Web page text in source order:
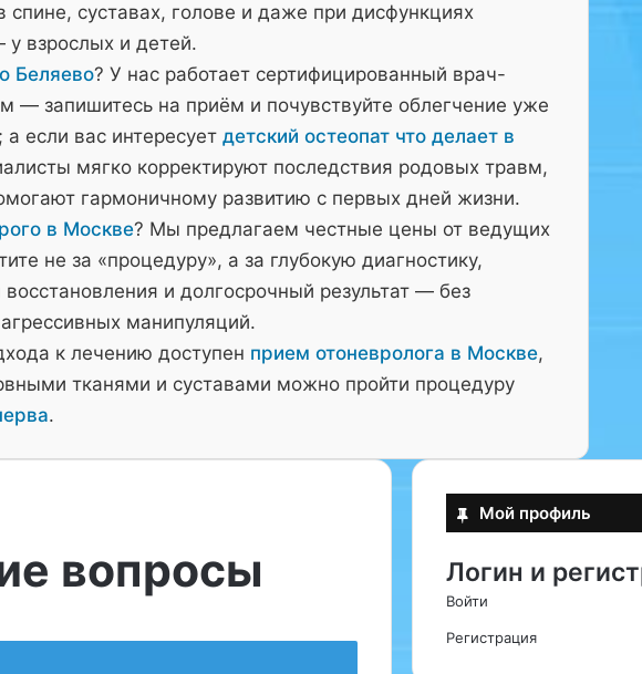
спине, суставах, голове и даже при дисфункциях
у взрослых и детей.
Беляево? У нас работает сертифицированный врач-
— запишитесь на приём и почувствуйте облегчение уже
если вас интересует детский остеопат что делает в
мягко корректируют последствия родовых травм,
гармоничному развитию с первых дней жизни.
в Москве? Мы предлагаем честные цены от ведущих
не за «процедуру», а за глубокую диагностику,
и долгосрочный результат — без
манипуляций.
к лечению доступен прием отоневролога в Москве,
тканями и суставами можно пройти процедуру
.
вопросы
Мой профиль
Логин и
Войти
Регистрация